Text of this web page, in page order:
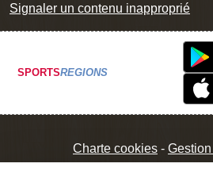
Signaler un contenu inapproprié
SPORTSREGIONS
Charte cookies